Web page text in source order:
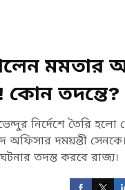
মমতার
কোন
নির্দেশে তৈরি
অফিসার দময়ন্তী
তদন্ত করবে রাজ্য।